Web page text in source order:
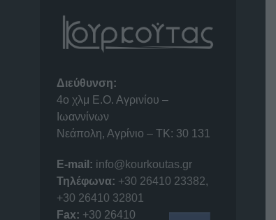
Διεύθυνση:
4o χλμ Ε.Ο. Αγρινίου –
Ιωαννίνων
Νεάπολη, Αγρίνιο – ΤΚ: 30 131
E-mail: info@kourkoutas.gr
Τηλέφωνα: +30 26410 23382,
+30 26410 32801
Fax: +30 26410